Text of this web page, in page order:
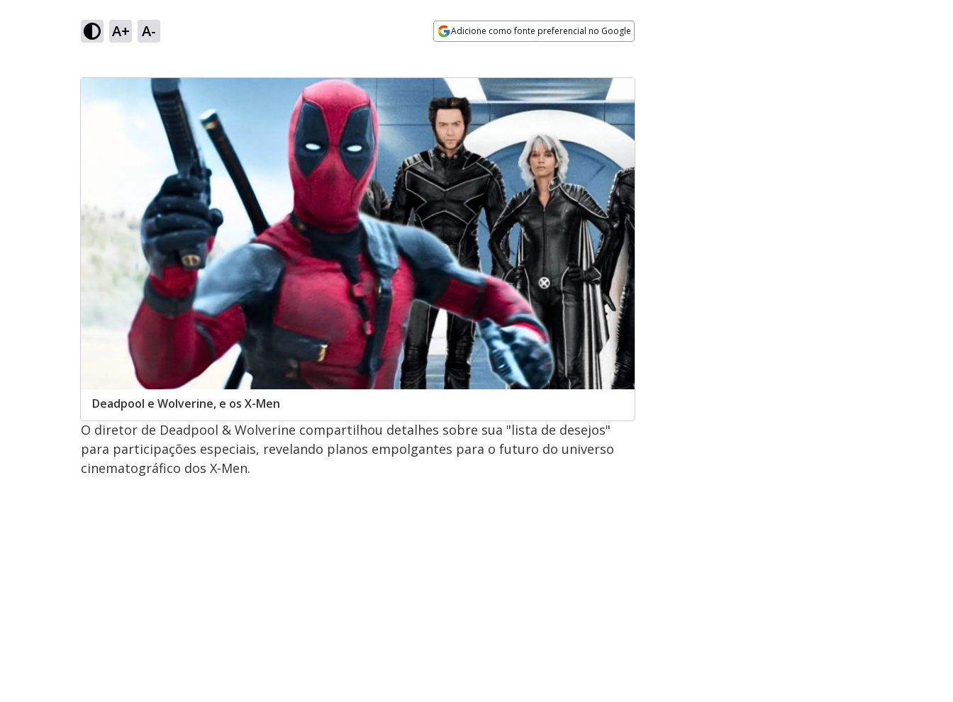
A+ A- Adicione como fonte preferencial no Google
Deadpool e Wolverine, e os X-Men
O diretor de Deadpool & Wolverine compartilhou detalhes sobre sua "lista de desejos"
para participações especiais, revelando planos empolgantes para o futuro do universo
cinematográfico dos X-Men.